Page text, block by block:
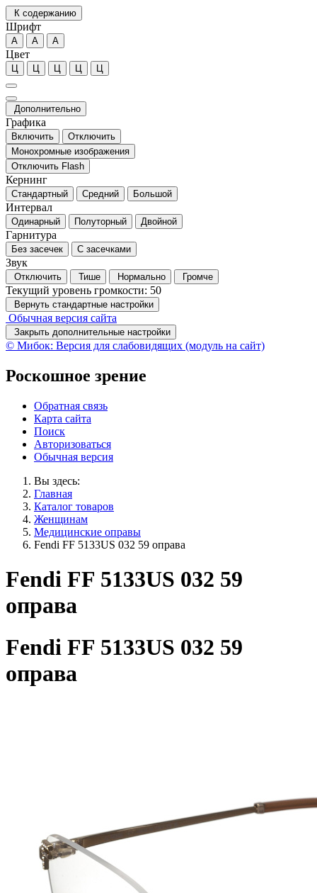
К содержанию
Шрифт
А А А
Цвет
Ц Ц Ц Ц Ц
Дополнительно
Графика
Включить
Отключить
Монохромные изображения
Отключить Flash
Кернинг
Стандартный Средний Большой
Интервал
Одинарный Полуторный Двойной
Гарнитура
Без засечек С засечками
Звук
Отключить Тише Нормально Громче
Текущий уровень громкости: 50
Вернуть стандартные настройки
Обычная версия сайта
Закрыть дополнительные настройки
© Мибок: Версия для слабовидящих (модуль на сайт)
Роскошное зрение
Обратная связь
Карта сайта
Поиск
Авторизоваться
Обычная версия
Вы здесь:
Главная
Каталог товаров
Женщинам
Медицинские оправы
Fendi FF 5133US 032 59 оправа
Fendi FF 5133US 032 59
оправа
Fendi FF 5133US 032 59
оправа